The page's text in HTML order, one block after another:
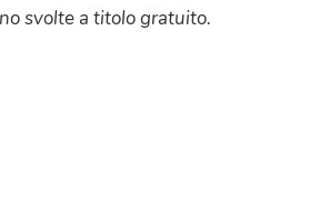
svolte a titolo gratuito.